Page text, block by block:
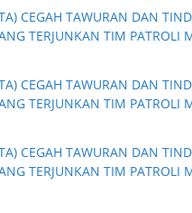
CEGAH TAWURAN DAN
TERJUNKAN TIM PATROLI
CEGAH TAWURAN DAN
TERJUNKAN TIM PATROLI
CEGAH TAWURAN DAN
TERJUNKAN TIM PATROLI